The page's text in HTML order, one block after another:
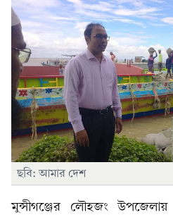
ছবি: আমার দেশ
মুন্সীগঞ্জের লৌহজং উপজেলায়